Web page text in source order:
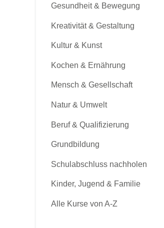
Gesundheit & Bewegung
Kreativität & Gestaltung
Kultur & Kunst
Kochen & Ernährung
Mensch & Gesellschaft
Natur & Umwelt
Beruf & Qualifizierung
Grundbildung
Schulabschluss nachholen
Kinder, Jugend & Familie
Alle Kurse von A-Z